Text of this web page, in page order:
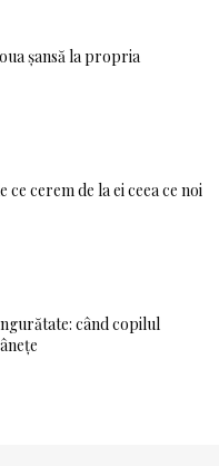
șansă la propria
ce cerem de la ei ceea ce noi
când copilul